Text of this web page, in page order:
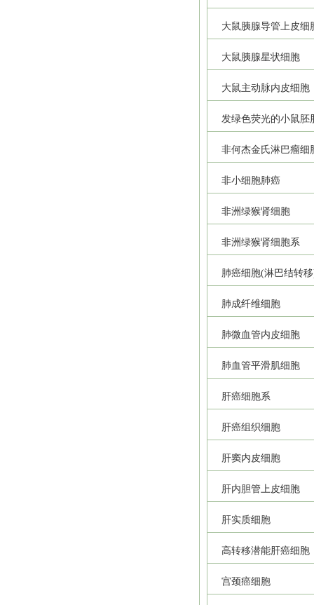
大鼠胰腺导管上皮细
大鼠胰腺星状细胞
大鼠主动脉内皮细胞
发绿色荧光的小鼠胚
非何杰金氏淋巴瘤细
非小细胞肺癌
非洲绿猴肾细胞
非洲绿猴肾细胞系
肺癌细胞(淋巴结转
肺成纤维细胞
肺微血管内皮细胞
肺血管平滑肌细胞
肝癌细胞系
肝癌组织细胞
肝窦内皮细胞
肝内胆管上皮细胞
肝实质细胞
高转移潜能肝癌细胞
宫颈癌细胞